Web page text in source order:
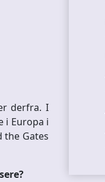
derfra. I
i Europa i
the Gates